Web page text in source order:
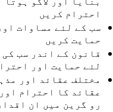
احترام کریں
سب کے لئے مساوات
حمایت کریں
قانون کے اندر سب
لئے حمایت اور
مختلف عقائد اور
عقائد کا احترام
رو گرین میں ان